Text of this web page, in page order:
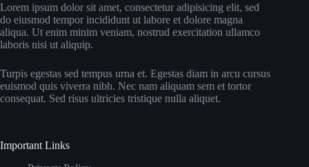
Lorem ipsum dolor sit amet, consectetur adipisicing elit, sed
do eiusmod tempor incididunt ut labore et dolore magna
aliqua. Ut enim minim veniam, nostrud exercitation ullamco
laboris nisi ut aliquip.
Turpis egestas sed tempus urna et. Egestas diam in arcu cursus
euismod quis viverra nibh. Nec nam aliquam sem et tortor
consequat. Sed risus ultricies tristique nulla aliquet.
Important Links